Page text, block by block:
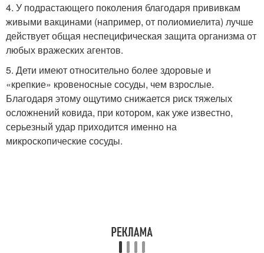
4. У подрастающего поколения благодаря прививкам
живыми вакцинами (например, от полиомиелита) лучше
действует общая неспецифическая защита организма от
любых вражеских агентов.
5. Дети имеют относительно более здоровые и
«крепкие» кровеносные сосуды, чем взрослые.
Благодаря этому ощутимо снижается риск тяжелых
осложнений ковида, при котором, как уже известно,
серьезный удар приходится именно на
микроскопические сосуды.